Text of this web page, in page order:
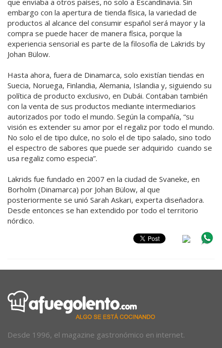
embargo con la apertura de tienda física, la variedad de
productos al alcance del consumir español será mayor y la
compra se puede hacer de manera física, porque la
experiencia sensorial es parte de la filosofía de Lakrids by
Johan Bülow.
Hasta ahora, fuera de Dinamarca, solo existían tiendas en
Suecia, Noruega, Finlandia, Alemania, Islandia y, siguiendo su
política de producto exclusivo, en Dubái. Contaban también
con la venta de sus productos mediante intermediarios
autorizados por todo el mundo. Según la compañía, “su
visión es extender su amor por el regaliz por todo el mundo.
No solo el de tipo dulce, no solo el de tipo salado, sino todo
el espectro de sabores que puede ser adquirido cuando se
usa regaliz como especia”.
Lakrids fue fundado en 2007 en la ciudad de Svaneke, en
Borholm (Dinamarca) por Johan Bülow, al que
posteriormente se unió Sarah Askari, experta diseñadora.
Desde entonces se han extendido por todo el territorio
nórdico.
Desde 1996, el magazine gastronómico en internet.